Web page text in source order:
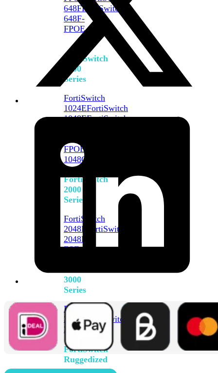
648FFortiSwitch
648F-
FPOE
FortiSwitch
1000
Series
FortiSwitch
1024EFortiSwitch
1048EFortiSwitch
FPOE
1048G
FortiSwitch
2000
Series
FortiSwitch
2048F
FortiSwitch
2048F-
B2F
3000
Series
FortiSwitch
3032EFortiSwitch
3032G
FortiSwitch
Ruggedized